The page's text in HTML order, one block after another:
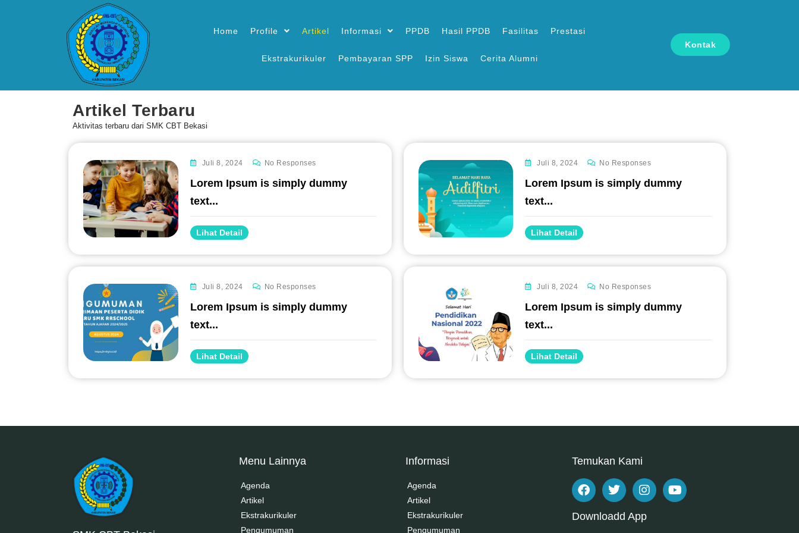
Home Profile Artikel Informasi PPDB Hasil PPDB Fasilitas Prestasi
Ekstrakurikuler Pembayaran SPP Izin Siswa Cerita Alumni
Kontak
Artikel Terbaru
Aktivitas terbaru dari SMK CBT Bekasi
#
Juli 8, 2024 No Responses
Lorem Ipsum is simply dummy
text...
Lihat Detail
#
Juli 8, 2024 No Responses
Lorem Ipsum is simply dummy
text...
Lihat Detail
#
Juli 8, 2024 No Responses
Lorem Ipsum is simply dummy
text...
Lihat Detail
#
Juli 8, 2024 No Responses
Lorem Ipsum is simply dummy
text...
Lihat Detail
Menu Lainnya
Agenda
Artikel
Ekstrakurikuler
Pengumuman
Informasi
Agenda
Artikel
Ekstrakurikuler
Pengumuman
Temukan Kami
Downloadd App